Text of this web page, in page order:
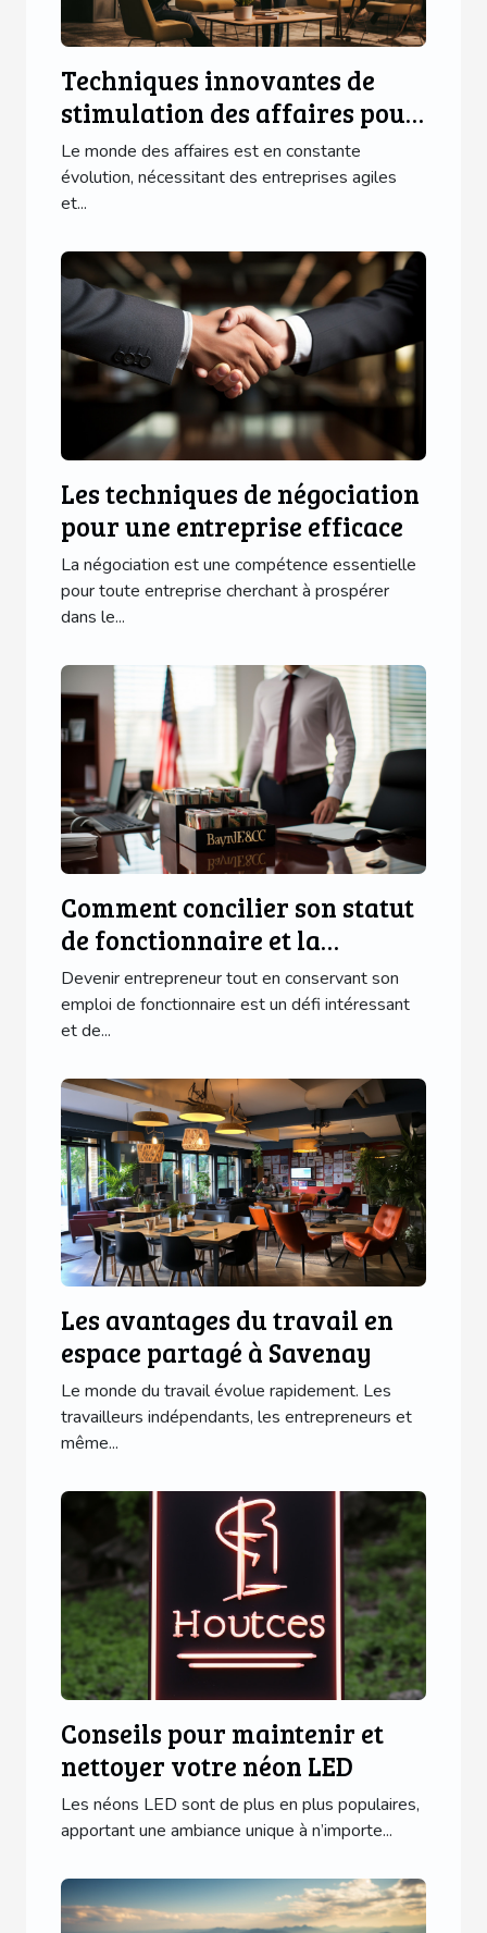
Techniques innovantes de
stimulation des affaires pour
une entreprise florissante
Le monde des affaires est en constante
évolution, nécessitant des entreprises agiles
et...
Les techniques de négociation
pour une entreprise efficace
La négociation est une compétence essentielle
pour toute entreprise cherchant à prospérer
dans le...
Comment concilier son statut
de fonctionnaire et la
création d'une entreprise
Devenir entrepreneur tout en conservant son
emploi de fonctionnaire est un défi intéressant
et de...
Les avantages du travail en
espace partagé à Savenay
Le monde du travail évolue rapidement. Les
travailleurs indépendants, les entrepreneurs et
même...
Conseils pour maintenir et
nettoyer votre néon LED
Les néons LED sont de plus en plus populaires,
apportant une ambiance unique à n’importe...